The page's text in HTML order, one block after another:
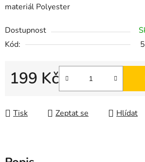
materiál Polyester
Dostupnost
Kód:
199 Kč
Tisk Zeptat se Hlídat